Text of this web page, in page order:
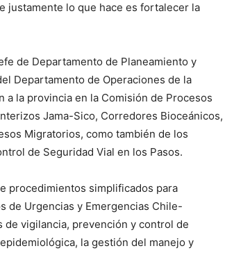
justamente lo que hace es fortalecer la
de Departamento de Planeamiento y
Departamento de Operaciones de la
a la provincia en la Comisión de Procesos
Jama-Sico, Corredores Bioceánicos,
Migratorios, como también de los
de Seguridad Vial en los Pasos.
procedimientos simplificados para
de Urgencias y Emergencias Chile-
vigilancia, prevención y control de
la gestión del manejo y